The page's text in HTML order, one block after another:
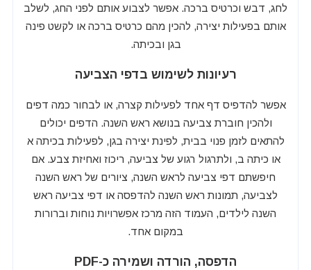
לחג, דבש וכרטיס ברכה. אפשר לצבוע אותם לפני החג, לשלב
אותם בפעילות יצירה, להכין מהם כרטיס ברכה או לקשט פינה
בגן ובכיתה.
רעיונות לשימוש בדפי הצביעה
אפשר להדפיס דף אחד לפעילות קצרה, או לבחור כמה דפים
ולהכין חוברת צביעה בנושא ראש השנה. הדפים יכולים
להתאים לזמן פנוי בבית, לפינת יצירה בגן, לפעילות בכיתה א
או כיתה ב, ולתרגול רגוע של צביעה, ריכוז ואחיזת צבע. אם
חיפשתם דפי צביעה לראש השנה, ציורים של ראש השנה
לצביעה, תמונות ראש השנה להדפסה או דפי צביעה ראש
השנה לילדים, העמוד הזה מרכז אפשרויות נוחות וברורות
במקום אחד.
הדפסה, הורדה ושמירה כ-PDF